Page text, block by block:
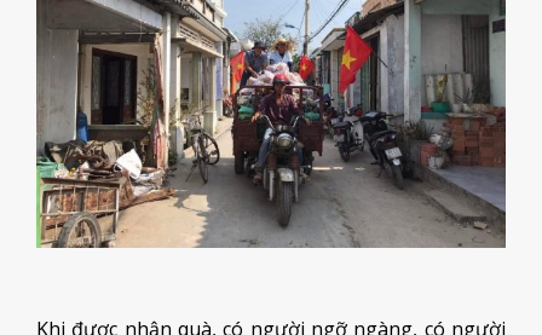
Khi được nhận quà, có người ngỡ ngàng, có người